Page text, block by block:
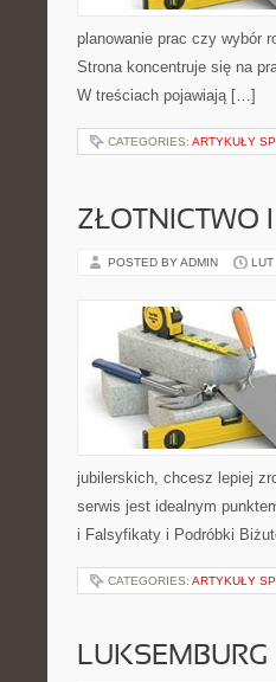
planowanie prac czy wybór
Strona koncentruje się na
W treściach pojawiają […]
CATEGORIES: ARTYKUŁY
ZŁOTNICTWO
POSTED BY ADMIN
jubilerskich, chcesz lepiej
serwis jest idealnym
i Falsyfikaty i Podróbki
CATEGORIES: ARTYKUŁY
LUKSEMBURG